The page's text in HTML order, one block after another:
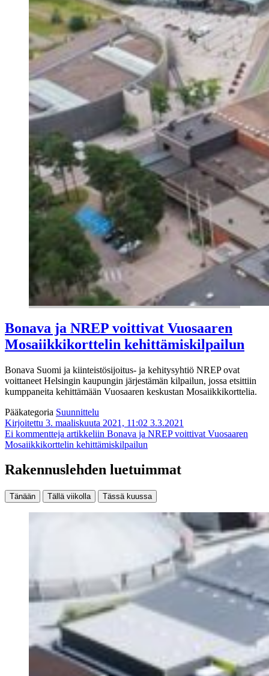
Bonava ja NREP voittivat Vuosaaren
Mosaiikkikorttelin kehittämiskilpailun
Bonava Suomi ja kiinteistösijoitus- ja kehitysyhtiö NREP ovat
voittaneet Helsingin kaupungin järjestämän kilpailun, jossa etsittiin
kumppaneita kehittämään Vuosaaren keskustan Mosaiikkikorttelia.
Pääkategoria Suunnittelu
Kirjoitettu 3. maaliskuuta 2021, 11:02 3.3.2021
Ei kommentteja artikkeliin Bonava ja NREP voittivat Vuosaaren
Mosaiikkikorttelin kehittämiskilpailun
Rakennuslehden luetuimmat
Tänään Tällä viikolla Tässä kuussa